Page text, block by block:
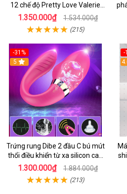
12 chế độ Pretty Love Valerie
mua ngay
1.350.000₫ 1.534.000₫
(215)
-31%
5
Trứng rung Dibe 2 đầu C bú mút
thổi điều khiển từ xa silicon cao
cấp kích thích điểm G
1.300.000₫ 1.884.000₫
(213)
-